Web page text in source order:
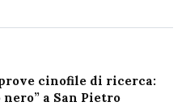
cinofile di ricerca:
a San Pietro